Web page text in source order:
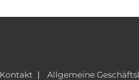
Kontakt Allgemeine